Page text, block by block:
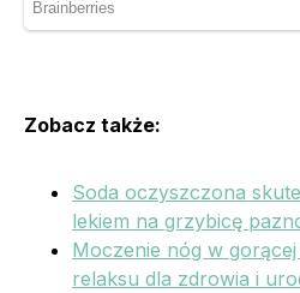
Zobacz także:
Soda oczyszczona
lekiem na grzybicę
Moczenie nóg w
relaksu dla zdrowia i